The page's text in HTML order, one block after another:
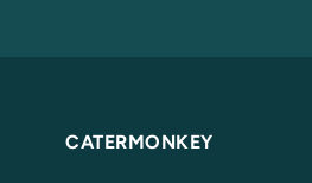
CATERMONKEY